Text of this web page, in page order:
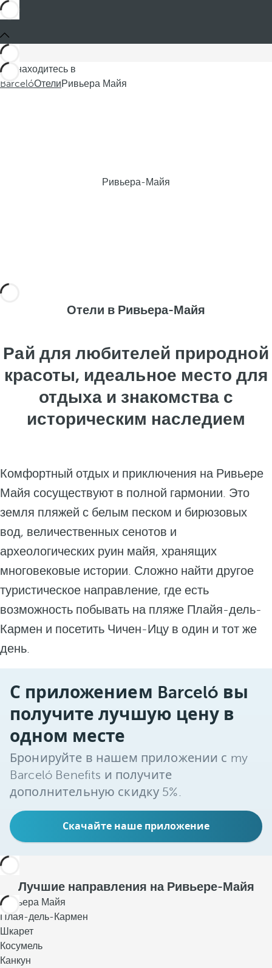
Вы находитесь в
BarcelóОтелиРивьера Майя
Ривьера-Майя
Отели в Ривьера-Майя
Рай для любителей природной
красоты, идеальное место для
отдыха и знакомства с
историческим наследием
Комфортный отдых и приключения на Ривьере
Майя сосуществуют в полной гармонии. Это
земля пляжей с белым песком и бирюзовых
вод, величественных сенотов и
археологических руин майя, хранящих
многовековые истории. Сложно найти другое
туристическое направление, где есть
возможность побывать на пляже Плайя-дель-
Кармен и посетить Чичен-Ицу в один и тот же
день.
С приложением Barceló вы
получите лучшую цену в
одном месте
Бронируйте в нашем приложении с my
Barceló Benefits и получите
дополнительную скидку 5%.
Скачайте наше приложение
Лучшие направления на Ривьере-Майя
Ривьера Майя
Плая-дель-Кармен
Шкарет
Косумель
Канкун